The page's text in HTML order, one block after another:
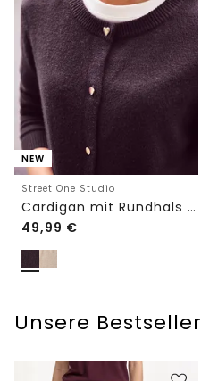
NEW
Street One Studio
Cardigan mit Rundhals und Knöpfen
49,99 €
Unsere Bestseller